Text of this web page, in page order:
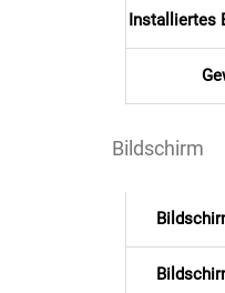
Marinierte / geräucherte
Installiertes
Bildschirm